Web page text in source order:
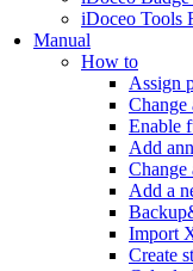
iDoceo Tools
Manual
How to
Assign
Change
Enable
Add
Change
Add a
Import
Create